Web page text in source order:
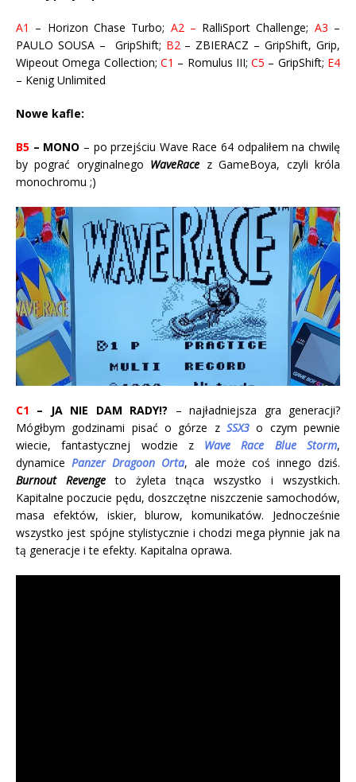
A1 – Horizon Chase Turbo; A2 – RalliSport Challenge; A3 –
PAULO SOUSA – GripShift; B2– ZBIERACZ – GripShift, Grip,
Wipeout Omega Collection; C1 – Romulus III;C5 – GripShift; E4
– Kenig Unlimited
Nowe kafle:
B5 – MONO – po przejściu Wave Race 64 odpaliłem na chwilę
by pograć oryginalnego WaveRace z GameBoya, czyli króla
monochromu ;)
C1 – JA NIE DAM RADY!? – najładniejsza gra generacji?
Mógłbym godzinami pisać o górze z SSX3 o czym pewnie
wiecie, fantastycznej wodzie z Wave Race Blue Storm,
dynamicePanzer Dragoon Orta, ale może coś innego dziś.
Burnout Revenge to żyleta tnąca wszystko i wszystkich.
Kapitalne poczucie pędu, doszczętne niszczenie samochodów,
masa efektów, iskier, blurow, komunikatów. Jednocześnie
wszystko jest spójne stylistycznie i chodzi mega płynnie jak na
tą generacje i te efekty. Kapitalna oprawa.